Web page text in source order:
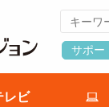
サポー
レビ